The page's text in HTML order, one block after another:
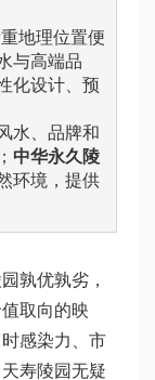
地理位置便
与高端品
化设计、预
水、品牌和
中华永久陵
环境，提供
孰优孰劣，
取向的映
感染力、市
寿陵园无疑